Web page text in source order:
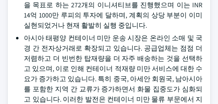
을 목표로 하는 272개의 이니셔티브를 진행했으며 이는 INR
14억 1000만 루피의 투자에 달하며, 계획의 상당 부분이 이미
실현되었거나 현재 활발히 실행 중입니다.
아시아 태평양 컨테이너 미만 운송 시장은 온라인 소매 및 국
경 간 전자상거래로 확장되고 있습니다. 공급업체는 점점 더
저렴하고 더 빈번한 탑재량을 더 자주 배송하는 것을 선택하
고 있으며, 이로 인해 컨테이너 적재량 미만 서비스에 대한 수
요가 증가하고 있습니다. 특히 중국, 아세안 회원국, 남아시아
를 포함한 지역 간 교류가 증가하면서 화물 집중도가 심화되
고 있습니다. 이러한 발전은 컨테이너 미만 물류 부문에서 지